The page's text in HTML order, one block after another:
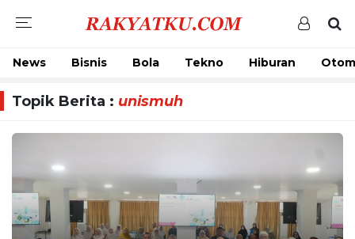
News Bisnis Bola Tekno Hiburan
Topik Berita : unismuh